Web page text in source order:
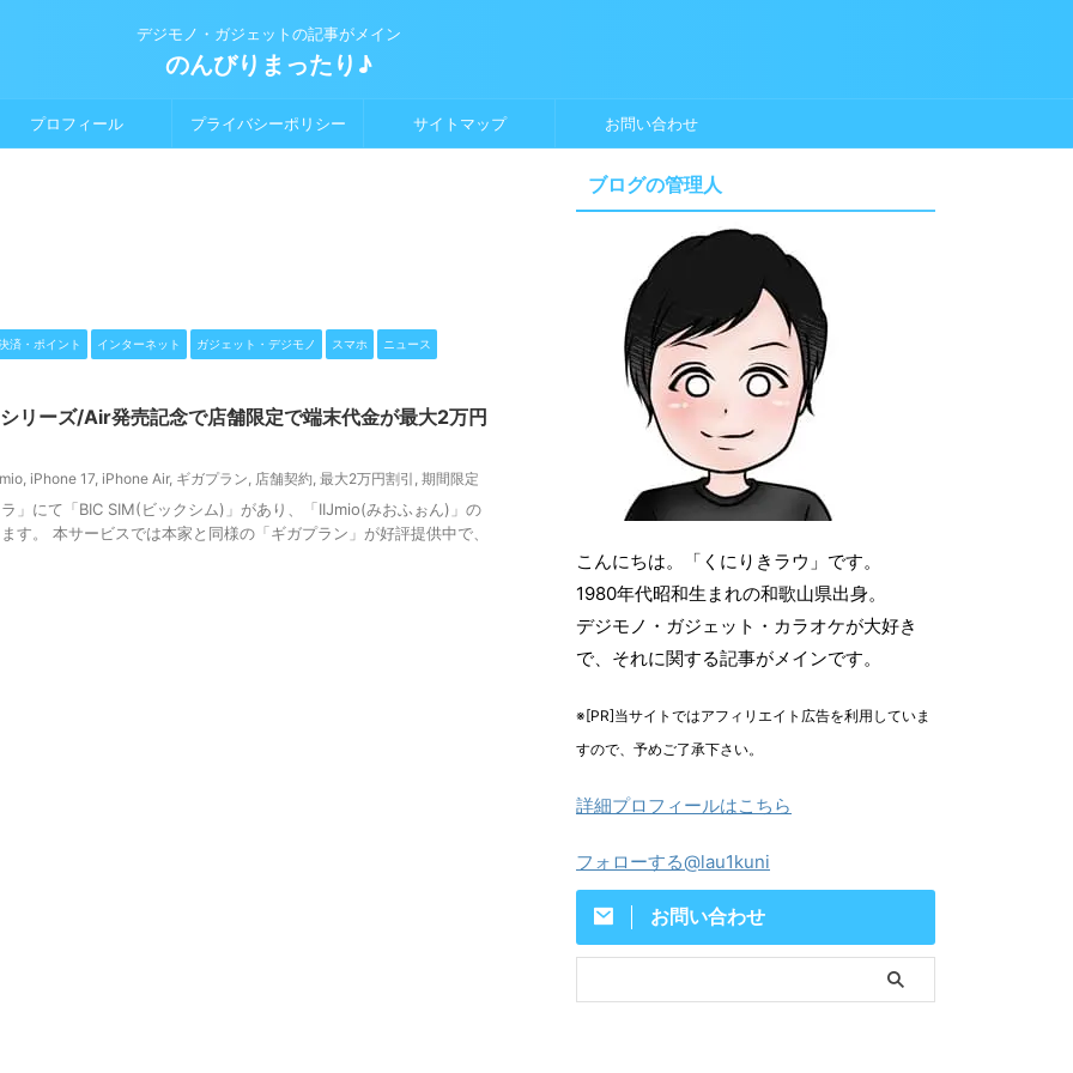
デジモノ・ガジェットの記事がメイン
のんびりまったり♪
プロフィール プライバシーポリシー サイトマップ お問い合わせ
済・ポイント インターネット ガジェット・デジモノ スマホ ニュース
リーズ/Air発売記念で店舗限定で端末代金が最大2万円
, iPhone 17, iPhone Air, ギガプラン, 店舗契約, 最大2万円割引 , 期間限定
」にて「BIC SIM(ビックシム)」があり、「IIJmio(みおふぉん)」の
す。 本サービスでは本家と同様の「ギガプラン」が好評提供中で、
ブログの管理人
こんにちは。「くにりきラウ」です。
1980年代昭和生まれの和歌山県出身。
デジモノ・ガジェット・カラオケが大好き
で、それに関する記事がメインです。
※[PR]当サイトではアフィリエイト広告を利用していま
すので、予めご了承下さい。
詳細プロフィールはこちら
フォローする@lau1kuni
お問い合わせ